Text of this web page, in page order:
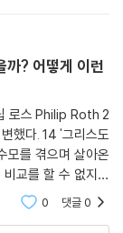
야 한다는 생각에
하는 바로 그 아버
거하고자 하는 것
실히 따르면서 그
러 갔고, 나는 그렇
는 상상력을 펼치
실존 인물들의 일
다. 이 소설의 가장
사실은 ‘충분히
게 이런 사람들이
내가 환각을 일으켰
까? 어떻게 이런
로스 Philip Roth 2
모를 겪으며 살아온
교를 할 수 없지만
0 댓글0